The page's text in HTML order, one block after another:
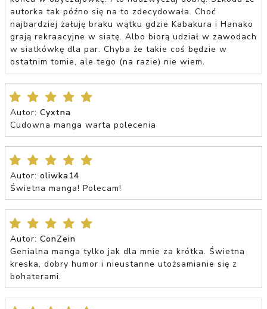
autorka tak późno się na to zdecydowała. Choć
najbardziej żałuję braku wątku gdzie Kabakura i Hanako
grają rekraacyjne w siatę. Albo biorą udział w zawodach
w siatkówkę dla par. Chyba że takie coś będzie w
ostatnim tomie, ale tego (na razie) nie wiem.
Autor: Cyxtna
Cudowna manga warta polecenia
Autor: oliwka14
Świetna manga! Polecam!
Autor: ConZein
Genialna manga tylko jak dla mnie za krótka. Świetna
kreska, dobry humor i nieustanne utożsamianie się z
bohaterami.